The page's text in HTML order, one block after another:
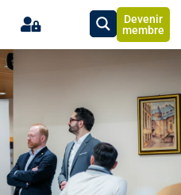
Devenir
membre